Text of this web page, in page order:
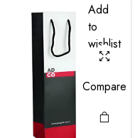
Add
to
wishlist
Compare